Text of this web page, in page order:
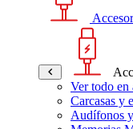
Ver todo en
Carcasas y
Audífonos